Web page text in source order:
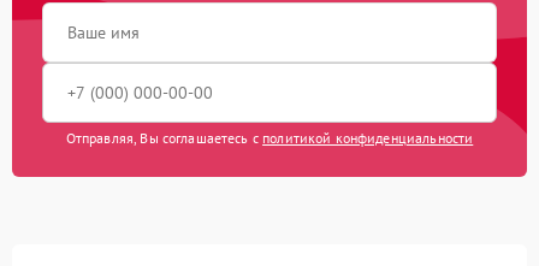
Отправляя, Вы соглашаетесь с политикой конфиденциальности